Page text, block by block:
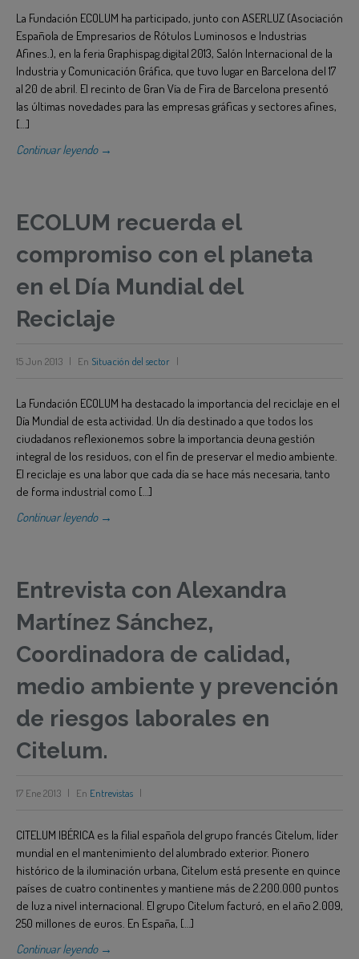
La Fundación ECOLUM ha participado, junto con ASERLUZ (Asociación
Española de Empresarios de Rótulos Luminosos e Industrias
Afines.), en la feria Graphispag.digital 2013, Salón Internacional de la
Industria y Comunicación Gráfica, que tuvo lugar en Barcelona del 17
al 20 de abril. El recinto de Gran Vía de Fira de Barcelona presentó
las últimas novedades para las empresas gráficas y sectores afines,
[…]
Continuar leyendo →
ECOLUM recuerda el
compromiso con el planeta
en el Día Mundial del
Reciclaje
15 Jun 2013 | En Situación del sector |
La Fundación ECOLUM ha destacado la importancia del reciclaje en el
Día Mundial de esta actividad. Un día destinado a que todos los
ciudadanos reflexionemos sobre la importancia deuna gestión
integral de los residuos, con el fin de preservar el medio ambiente.
El reciclaje es una labor que cada día se hace más necesaria, tanto
de forma industrial como […]
Continuar leyendo →
Entrevista con Alexandra
Martínez Sánchez,
Coordinadora de calidad,
medio ambiente y prevención
de riesgos laborales en
Citelum.
17 Ene 2013 | En Entrevistas |
CITELUM IBÉRICA es la filial española del grupo francés Citelum, líder
mundial en el mantenimiento del alumbrado exterior. Pionero
histórico de la iluminación urbana, Citelum está presente en quince
países de cuatro continentes y mantiene más de 2.200.000 puntos
de luz a nivel internacional. El grupo Citelum facturó, en el año 2.009,
250 millones de euros. En España, […]
Continuar leyendo →